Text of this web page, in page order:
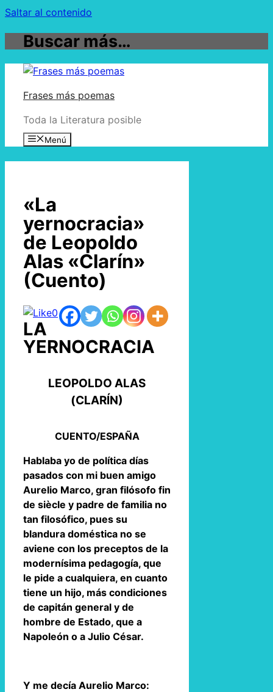
Saltar al contenido
Buscar más…
Frases más poemas
Toda la Literatura posible
Menú
«La
yernocracia»
de Leopoldo
Alas «Clarín»
(Cuento)
0
LA
YERNOCRACIA
LEOPOLDO ALAS
(CLARÍN)
CUENTO/ESPAÑA
Hablaba yo de política días
pasados con mi buen amigo
Aurelio Marco, gran filósofo fin
de siècle y padre de familia no
tan filosófico, pues su
blandura doméstica no se
aviene con los preceptos de la
modernísima pedagogía, que
le pide a cualquiera, en cuanto
tiene un hijo, más condiciones
de capitán general y de
hombre de Estado, que a
Napoleón o a Julio César.
Y me decía Aurelio Marco: